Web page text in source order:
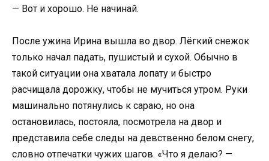
— Вот и хорошо. Не начинай.
После ужина Ирина вышла во двор. Лёгкий снежок
только начал падать, пушистый и сухой. Обычно в
такой ситуации она хватала лопату и быстро
расчищала дорожку, чтобы не мучиться утром. Руки
машинально потянулись к сараю, но она
остановилась, постояла, посмотрела на двор и
представила себе следы на девственно белом снегу,
словно отпечатки чужих шагов. «Что я делаю? —